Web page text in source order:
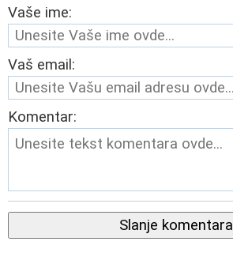
Vaše ime:
Vaš email:
Komentar:
Slanje komentara